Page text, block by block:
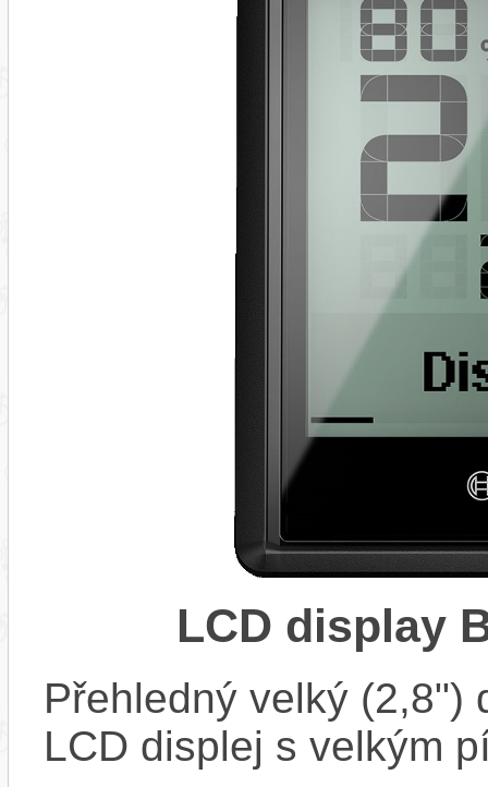
LCD display
Přehledný velký (2,8")
LCD displej s velkým